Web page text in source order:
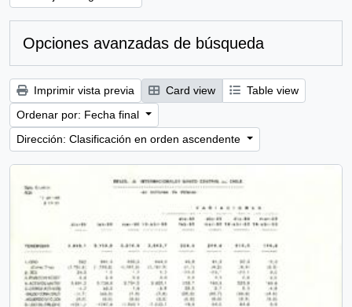
Opciones avanzadas de búsqueda
Imprimir vista previa Card view
Table view
Ordenar por: Fecha final
Dirección: Clasificación en orden ascendente